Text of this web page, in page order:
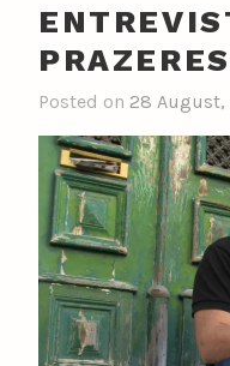
PRAZERES
Posted on 28 August,